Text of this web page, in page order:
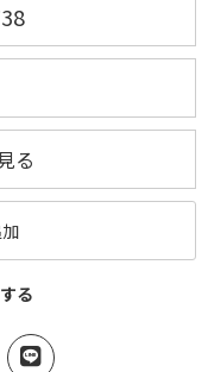
る
る